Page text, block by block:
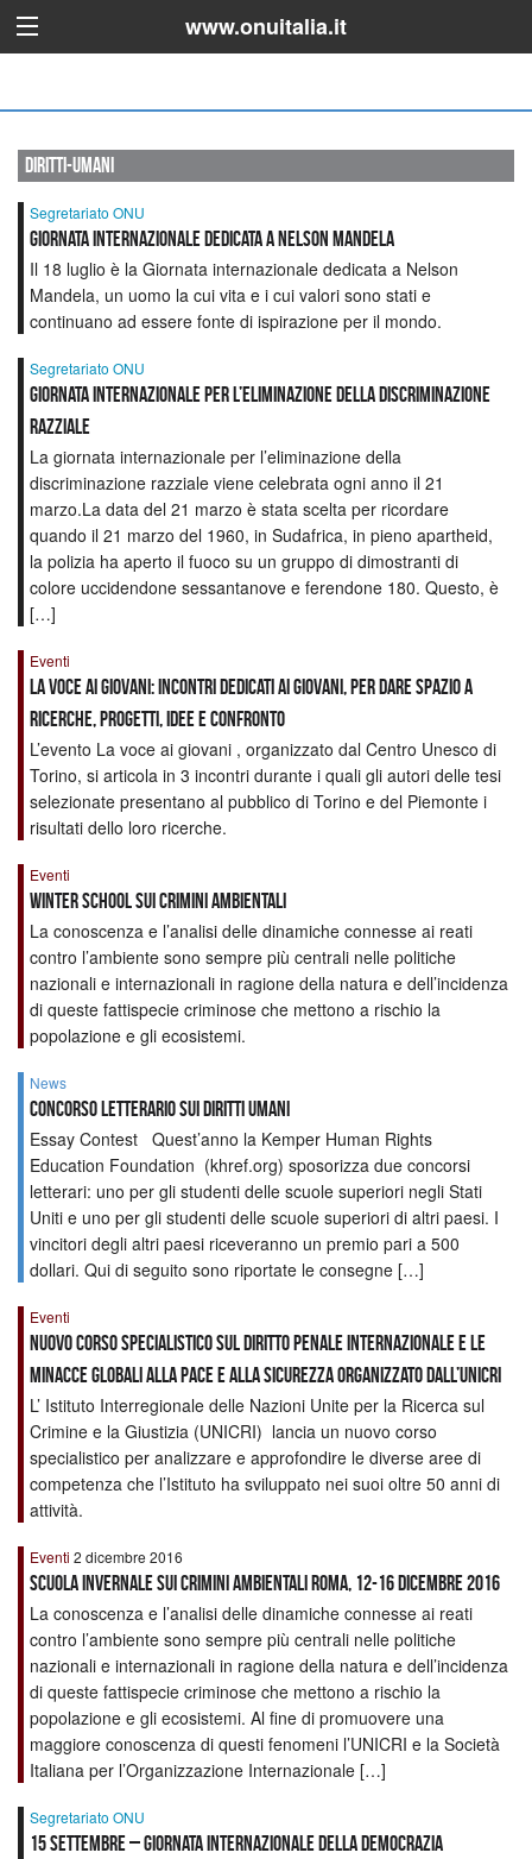
www.onuitalia.it
diritti-umani
Segretariato ONU
Giornata internazionale dedicata a Nelson Mandela
Il 18 luglio è la Giornata internazionale dedicata a Nelson
Mandela, un uomo la cui vita e i cui valori sono stati e
continuano ad essere fonte di ispirazione per il mondo.
Segretariato ONU
Giornata internazionale per l’eliminazione della discriminazione
razziale
La giornata internazionale per l’eliminazione della
discriminazione razziale viene celebrata ogni anno il 21
marzo.La data del 21 marzo è stata scelta per ricordare
quando il 21 marzo del 1960, in Sudafrica, in pieno apartheid,
la polizia ha aperto il fuoco su un gruppo di dimostranti di
colore uccidendone sessantanove e ferendone 180. Questo, è
[…]
Eventi
LA VOCE AI GIOVANI: incontri dedicati ai giovani, per dare spazio a
ricerche, progetti, idee e confronto
L’evento La voce ai giovani , organizzato dal Centro Unesco di
Torino, si articola in 3 incontri durante i quali gli autori delle tesi
selezionate presentano al pubblico di Torino e del Piemonte i
risultati dello loro ricerche.
Eventi
Winter school sui crimini ambientali
La conoscenza e l’analisi delle dinamiche connesse ai reati
contro l’ambiente sono sempre più centrali nelle politiche
nazionali e internazionali in ragione della natura e dell’incidenza
di queste fattispecie criminose che mettono a rischio la
popolazione e gli ecosistemi.
News
Concorso letterario sui diritti umani
Essay Contest Quest’anno la Kemper Human Rights
Education Foundation (khref.org) sposorizza due concorsi
letterari: uno per gli studenti delle scuole superiori negli Stati
Uniti e uno per gli studenti delle scuole superiori di altri paesi. I
vincitori degli altri paesi riceveranno un premio pari a 500
dollari. Qui di seguito sono riportate le consegne […]
Eventi
Nuovo corso specialistico sul diritto penale internazionale e le
minacce globali alla pace e alla sicurezza organizzato dall’UNICRI
L’ Istituto Interregionale delle Nazioni Unite per la Ricerca sul
Crimine e la Giustizia (UNICRI) lancia un nuovo corso
specialistico per analizzare e approfondire le diverse aree di
competenza che l’Istituto ha sviluppato nei suoi oltre 50 anni di
attività.
Eventi 2 dicembre 2016
Scuola invernale sui crimini ambientali Roma, 12-16 dicembre 2016
La conoscenza e l’analisi delle dinamiche connesse ai reati
contro l’ambiente sono sempre più centrali nelle politiche
nazionali e internazionali in ragione della natura e dell’incidenza
di queste fattispecie criminose che mettono a rischio la
popolazione e gli ecosistemi. Al fine di promuovere una
maggiore conoscenza di questi fenomeni l’UNICRI e la Società
Italiana per l’Organizzazione Internazionale […]
Segretariato ONU
15 SETTEMBRE – GIORNATA INTERNAZIONALE DELLA DEMOCRAZIA